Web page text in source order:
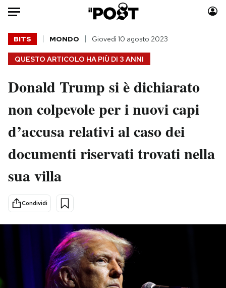
Auto
HOME
Italia
Politica
Tecnologia
Scienza
Cultura
Sport
Moda
Consumismi
Storie/Idee
Media
PODCAST
NEWSLETTER
QUESTO ARTICOLO HA PIÙ DI 3 ANNI
BITS MONDO Giovedì 10 agosto 2023
Donald Trump si è dichiarato
non colpevole per i nuovi capi
d’accusa relativi al caso dei
documenti riservati trovati nella
sua villa
Condividi